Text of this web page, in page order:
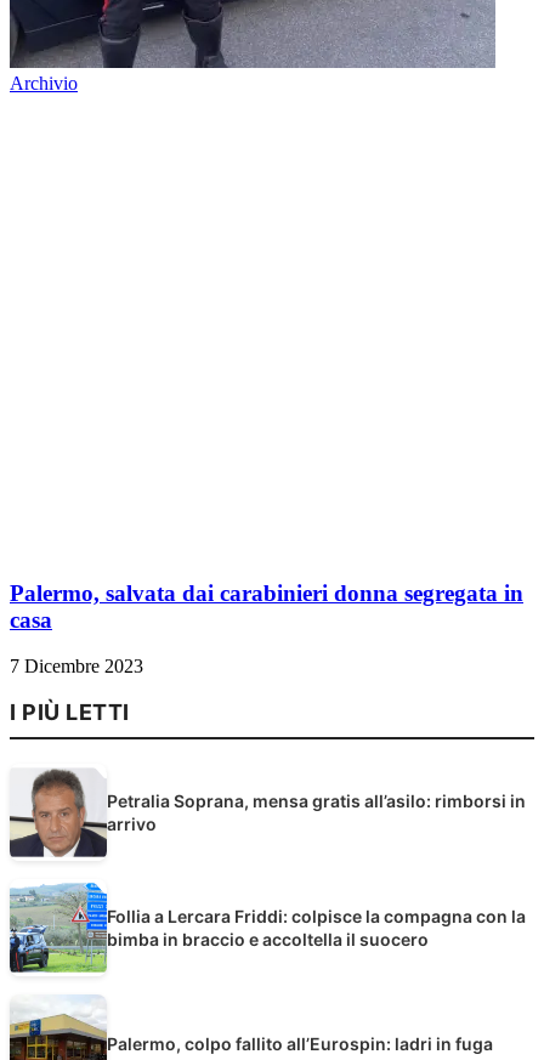
Archivio
Palermo, salvata dai carabinieri donna segregata in
casa
7 Dicembre 2023
I PIÙ LETTI
Petralia Soprana, mensa gratis all’asilo: rimborsi in
arrivo
Follia a Lercara Friddi: colpisce la compagna con la
bimba in braccio e accoltella il suocero
Palermo, colpo fallito all’Eurospin: ladri in fuga